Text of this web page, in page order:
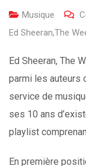
Musique
Ed Sheeran,The
Ed Sheeran, The
parmi les auteurs
service de
ses 10 ans
playlist
En première